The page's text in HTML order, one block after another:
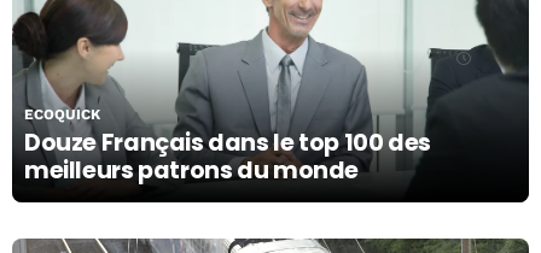
Douze Français dans le top 100 des
meilleurs patrons du monde
ECOQUICK
28/10/19